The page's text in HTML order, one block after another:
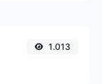
1.013